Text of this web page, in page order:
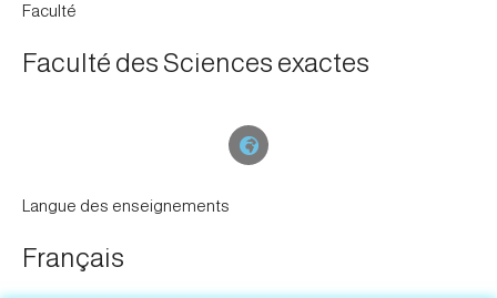
Faculté
Faculté des Sciences exactes
Langue des enseignements
Français